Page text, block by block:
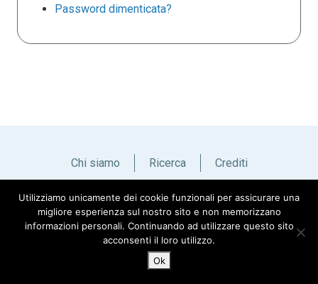
Password dimenticata?
Chi siamo Ricerca Crediti
Italiano English
Utilizziamo unicamente dei cookie funzionali per assicurare una
migliore esperienza sul nostro sito e non memorizzano
informazioni personali. Continuando ad utilizzare questo sito
acconsenti il loro utilizzo.
Ok